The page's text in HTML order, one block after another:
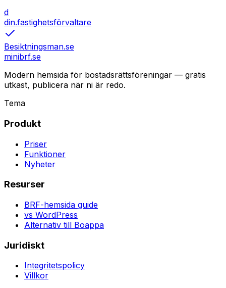
d
din.fastighetsförvaltare
Besiktningsman.se
minibrf.se
Modern hemsida för bostadsrättsföreningar — gratis
utkast, publicera när ni är redo.
Tema
Produkt
Priser
Funktioner
Nyheter
Resurser
BRF-hemsida guide
vs WordPress
Alternativ till Boappa
Juridiskt
Integritetspolicy
Villkor